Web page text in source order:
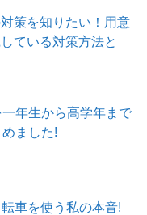
策を知りたい！用意
ている対策方法と
年生から高学年まで
ました!
車を使う私の本音!